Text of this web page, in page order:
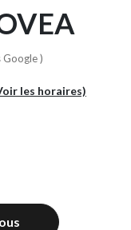
Google )
les horaires)